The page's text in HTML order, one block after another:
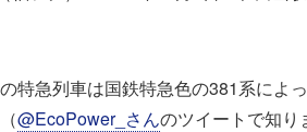
急列車は国鉄特急色の381系によっ
@EcoPower_さんのツイートで知り